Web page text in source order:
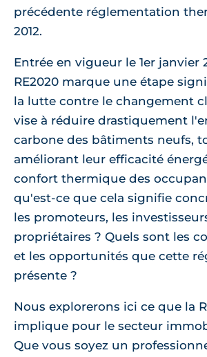
précédente réglementation
2012.
Entrée en vigueur le 1er janvier
RE2020 marque une étape
la lutte contre le changement
vise à réduire drastiquement
carbone des bâtiments neufs,
améliorant leur efficacité
confort thermique des
qu'est-ce que cela signifie
les promoteurs, les
propriétaires ? Quels sont les
et les opportunités que cette
présente ?
Nous explorerons ici ce que la
implique pour le secteur
Que vous soyez un